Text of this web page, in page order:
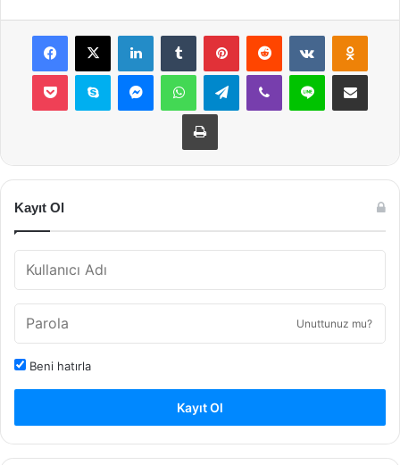
Facebook
X LinkedInTumblr PinterestReddit VKontakte
Pocket Skype MessengerWhatsAppTelegramViber Line E-Posta ile
Yazdır
Kayıt Ol
Unuttunuz mu?
Beni hatırla
Kayıt Ol